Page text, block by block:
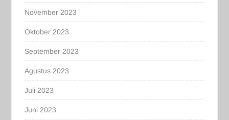
November 2023
Oktober 2023
September 2023
Agustus 2023
Juli 2023
Juni 2023